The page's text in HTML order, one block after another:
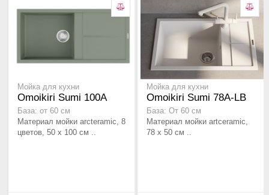
Мойка для кухни
Omoikiri Sumi 100A
База: от 60 см
Материал мойки arcteramic, 8
цветов, 50 x 100 см ..
Мойка для кухни
Omoikiri Sumi 78A-LB
База: От 60 см
Материал мойки artceramic,
78 x 50 см ..